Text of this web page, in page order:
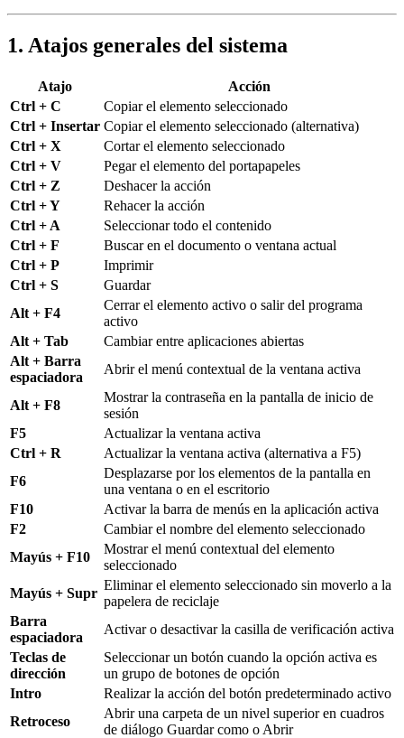
1. Atajos generales del sistema
Atajo
Acción
Ctrl + C
Copiar el elemento seleccionado
Ctrl + Insertar Copiar el elemento seleccionado (alternativa)
Ctrl + X
Cortar el elemento seleccionado
Ctrl + V
Pegar el elemento del portapapeles
Ctrl + Z
Deshacer la acción
Ctrl + Y
Rehacer la acción
Ctrl + A
Seleccionar todo el contenido
Ctrl + F
Buscar en el documento o ventana actual
Ctrl + P
Imprimir
Ctrl + S
Guardar
Alt + F4
Cerrar el elemento activo o salir del programa
activo
Alt + Tab
Cambiar entre aplicaciones abiertas
Alt + Barra
espaciadora
Abrir el menú contextual de la ventana activa
Alt + F8
Mostrar la contraseña en la pantalla de inicio de
sesión
F5
Actualizar la ventana activa
Ctrl + R
Actualizar la ventana activa (alternativa a F5)
F6
Desplazarse por los elementos de la pantalla en
una ventana o en el escritorio
F10
Activar la barra de menús en la aplicación activa
F2
Cambiar el nombre del elemento seleccionado
Mayús + F10
Mostrar el menú contextual del elemento
seleccionado
Mayús + Supr
Eliminar el elemento seleccionado sin moverlo a la
papelera de reciclaje
Barra
espaciadora
Activar o desactivar la casilla de verificación activa
Teclas de
dirección
Seleccionar un botón cuando la opción activa es
un grupo de botones de opción
Intro
Realizar la acción del botón predeterminado activo
Retroceso
Abrir una carpeta de un nivel superior en cuadros
de diálogo Guardar como o Abrir